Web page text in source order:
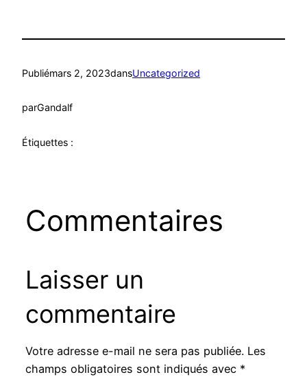
Publiémars 2, 2023dansUncategorized
parGandalf
Étiquettes :
Commentaires
Laisser un
commentaire
Votre adresse e-mail ne sera pas publiée. Les
champs obligatoires sont indiqués avec *